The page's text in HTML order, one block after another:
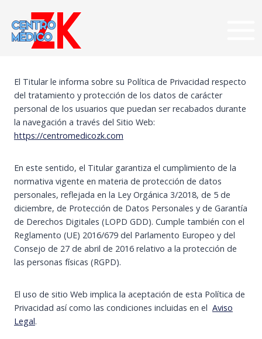
contenido
El Titular le informa sobre su Política de Privacidad respecto
del tratamiento y protección de los datos de carácter
personal de los usuarios que puedan ser recabados durante
la navegación a través del Sitio Web:
https://centromedicozk.com
En este sentido, el Titular garantiza el cumplimiento de la
normativa vigente en materia de protección de datos
personales, reflejada en la Ley Orgánica 3/2018, de 5 de
diciembre, de Protección de Datos Personales y de Garantía
de Derechos Digitales (LOPD GDD). Cumple también con el
Reglamento (UE) 2016/679 del Parlamento Europeo y del
Consejo de 27 de abril de 2016 relativo a la protección de
las personas físicas (RGPD).
El uso de sitio Web implica la aceptación de esta Política de
Privacidad así como las condiciones incluidas en el Aviso
Legal.